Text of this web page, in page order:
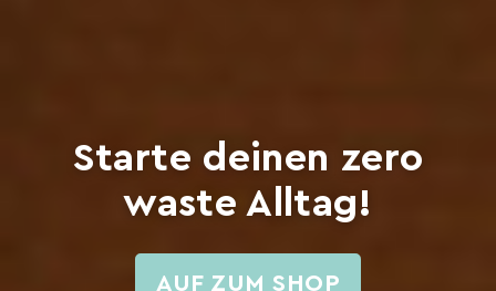
Starte deinen zero
waste Alltag!
AUF ZUM SHOP